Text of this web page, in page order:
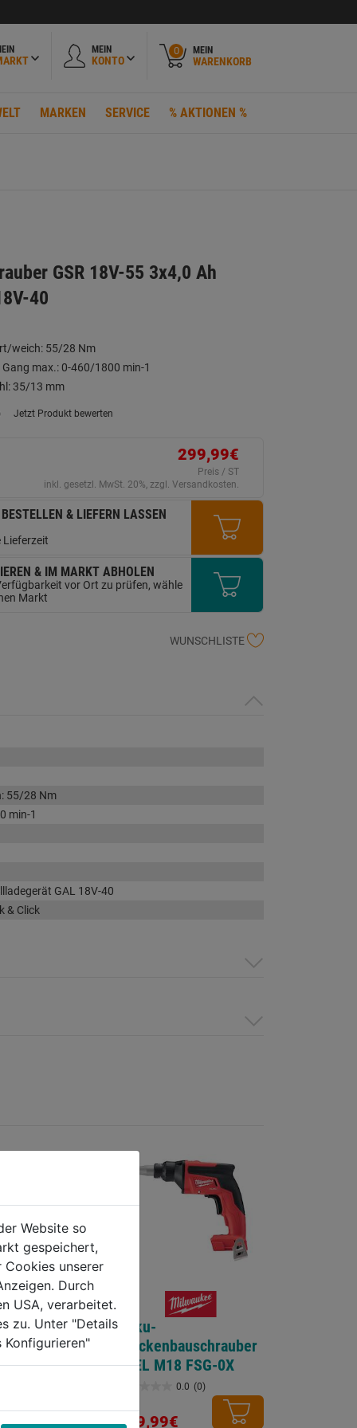
MEIN
KONTO
0 MEIN
WARENKORB
MARKEN SERVICE % AKTIONEN %
GSR 18V-55 3x4,0 Ah
40
weich: 55/28 Nm
max.: 0-460/1800 min-1
35/13 mm
Jetzt Produkt bewerten
299,99€
Preis / ST
inkl. gesetzl. MwSt. 20%, zzgl. Versandkosten.
& LIEFERN LASSEN
Lieferzeit
& IM MARKT ABHOLEN
vor Ort zu prüfen, wähle
Markt
WUNSCHLISTE
55/28 Nm
min-1
GAL 18V-40
& Click
0X FUEL
Akku-
Trockenbauschrauber
FUEL M18 FSG-0X
0.0 (0)
von
339,99€
Website so
gespeichert,
Cookies unserer
Durch
USA, verarbeitet.
zu. Unter "Details